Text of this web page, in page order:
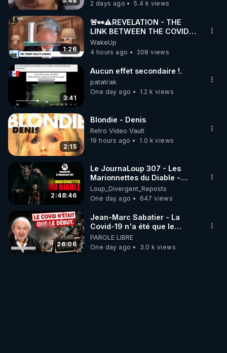
code : REGENERE10
▶ 30 jours gratuit sur l’application de méditation et
de bien-être ENVOL :
Rendez-vous sur https://www.envol.app/code
le code : REGENERE
2 days ago 5.4 k views
1:26
🚨👀⚠️REVELATION - THE
LINK BETWEEN THE COVID
VACCINE AND CANCER -LIEN
VACCIN COVID ET CANCER
WakeUp
4 hours ago
208 views
3:41
Aucun effet secondaire !.
patatrak
One day ago
1.2 k views
2:15
Blondie - Denis
Retro Video Vault
19 hours ago
1.0 k views
2:48:46
Le JournaLoup 307 - Les
Marionnettes du Diable -
Loup Divergent 2026.08.07
Loup_Divergent_Reposts
One day ago
647 views
26:06
Jean-Marc Sabatier - La
Covid-19 n'a été que le
début - L'ARNm & l'ARNm-aa
jusqu où auront-t-il ?
PAROLE LIBRE
One day ago
3.0 k views